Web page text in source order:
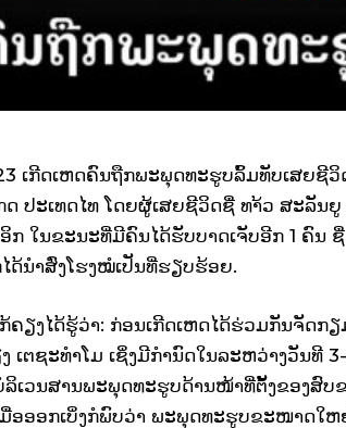
ເກີດເຫດຄົນຖືກພະພຸດທະຮູບລົ້ມທັບເສຍຊີວິ
ດ ປະເທດໄທ ໂດຍຜູ້ເສຍຊີວິດຊື່ ທາ້ວ ສະລັນ
ກ ໃນຂະນະທີ່ມີຄົນໄດ້ຮັບບາດເຈັບອີກ 1 ຄົນ
ດ້ນຳສົ່ງໂຮງໝໍເປັນທີ່ຮຽບຮ້ອຍ.
ຄຽງໄດ້ຮູ້ວ່າ: ກ່ອນເກີດເຫດໄດ້ຮ່ວມກັນຈັດກ
ເຕຊະທຳໂມ ເຊິ່ງມີກຳນົດໃນລະຫວ່າງວັນທີ
ເວນສານພະພຸດທະຮູບດ້ານໜ້າທີ່ຕັ້ງຂອງສົບ
ອອອກເບິ່ງກໍພົບວ່າ ພະພຸດທະຮູບຂະໜາດໃ